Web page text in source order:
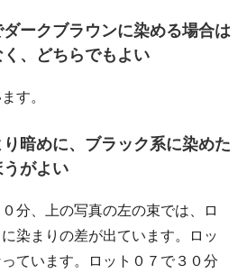
ークブラウンに染める場合は
、どちらでもよい
す。
暗めに、ブラック系に染めた
がよい
分、上の写真の左の束では、ロ
染まりの差が出ています。ロッ
ています。ロット０７で３０分